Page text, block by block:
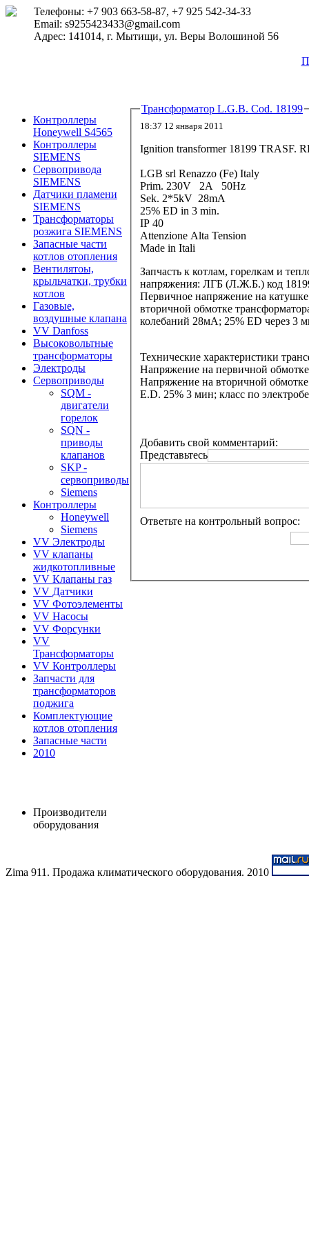
Телефоны: +7 903 663-58-87, +7 925 542-34-33
Email: s9255423433@gmail.com
Адрес: 141014, г. Мытищи, ул. Веры Волошиной 56
Контроллеры
Honeywell S4565
Контроллеры
SIEMENS
Сервопривода
SIEMENS
Датчики пламени
SIEMENS
Трансформаторы
розжига SIEMENS
Запасные части
котлов отопления
Вентилятоы,
крыльчатки, трубки
котлов
Газовые,
воздушные клапана
VV Danfoss
Высоковольтные
трансформаторы
Электроды
Сервоприводы
SQM -
двигатели
горелок
SQN -
приводы
клапанов
SKP -
сервоприводы
Siemens
Контроллеры
Honeywell
Siemens
VV Электроды
VV клапаны
жидкотопливные
VV Клапаны газ
VV Датчики
VV Фотоэлементы
VV Насосы
VV Форсунки
VV
Трансформаторы
VV Контроллеры
Запчасти для
трансформаторов
поджига
Комплектующие
котлов отопления
Запасные части
2010
Производители
оборудования
Трансформатор L.G.B. Cod. 18199
18:37 12 января 2011
Ignition transformer 18199 TRASF.
LGB srl Renazzo (Fe) Italy
Prim. 230V 2A 50Hz
Sek. 2*5kV 28mA
25% ED in 3 min.
IP 40
Attenzione Alta Tension
Made in Itali
Запчасть к котлам, горелкам и
напряжения: ЛГБ (Л.Ж.Б.) код
Первичное напряжение на
вторичной обмотке
колебаний 28мА; 25% ED через 3
Технические характеристики
Напряжение на первичной
Напряжение на вторичной
E.D. 25% 3 мин; класс по
Добавить свой комментарий:
Представьтесь
Ответьте на контрольный вопрос:
Zima 911. Продажа климатического оборудования. 2010